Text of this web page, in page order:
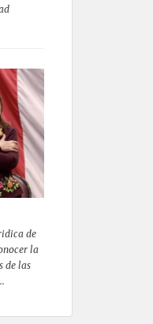
de
la
de las